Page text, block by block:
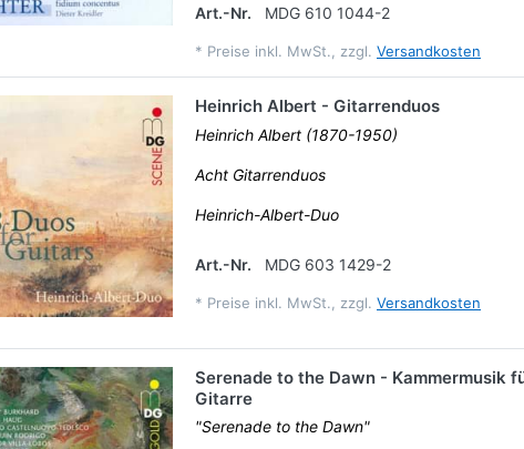
Art.-Nr.
MDG 610 1044-2
* Preise inkl. MwSt., zzgl. Versandkosten
Heinrich Albert - Gitarrenduos
Heinrich Albert (1870-1950)
Acht Gitarrenduos
Heinrich-Albert-Duo
Art.-Nr. MDG 603 1429-2
* Preise inkl. MwSt., zzgl. Versandkosten
Serenade to the Dawn - Kammermusik
Gitarre
"Serenade to the Dawn"